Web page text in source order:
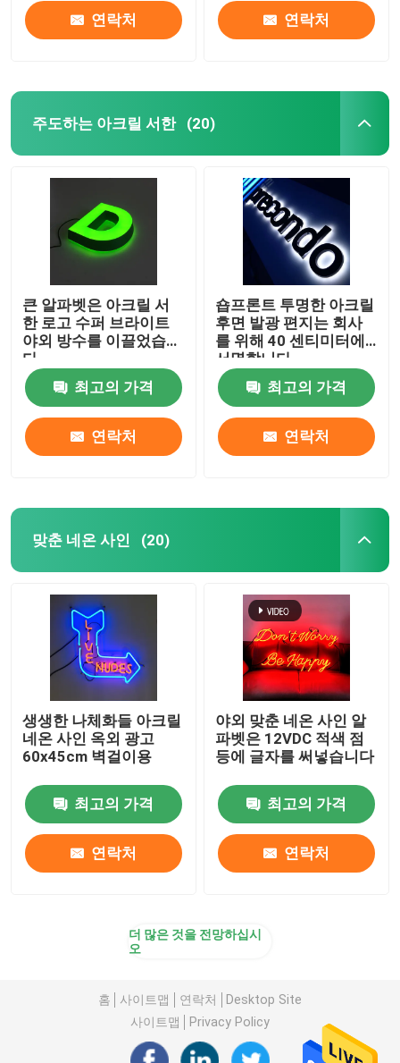
연락처 연락처
주도하는 아크릴 서한 (20)
큰 알파벳은 아크릴 서
한 로고 수퍼 브라이트
야외 방수를 이끌었습니
다
최고의 가격
연락처
숍프론트 투명한 아크릴
후면 발광 편지는 회사
를 위해 40 센티미터에
서명합니다
최고의 가격
연락처
맞춘 네온 사인 (20)
생생한 나체화들 아크릴
네온 사인 옥외 광고
60x45cm 벽걸이용
최고의 가격
연락처
야외 맞춘 네온 사인 알
파벳은 12VDC 적색 점
등에 글자를 써넣습니다
최고의 가격
연락처
더 많은 것을 전망하십시
오
홈 사이트맵 연락처
Desktop Site
사이트맵
Privacy Policy